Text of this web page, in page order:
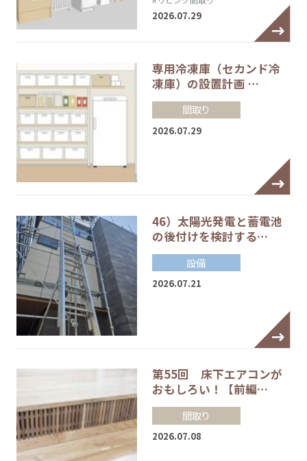
2026.07.29
専用冷凍庫（セカンド冷
凍庫）の設置計画 …
間取り
2026.07.29
46）太陽光発電と蓄電池
の後付けを検討する…
設備
2026.07.21
第55回 床下エアコンが
おもしろい！【前編…
間取り
2026.07.08